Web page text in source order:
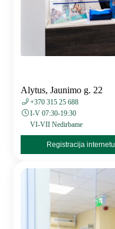
Alytus, Jaunimo g. 22
+370 315 25 688
I-V 07:30-19:30
VI-VII Nedirbame
Registracija internetu